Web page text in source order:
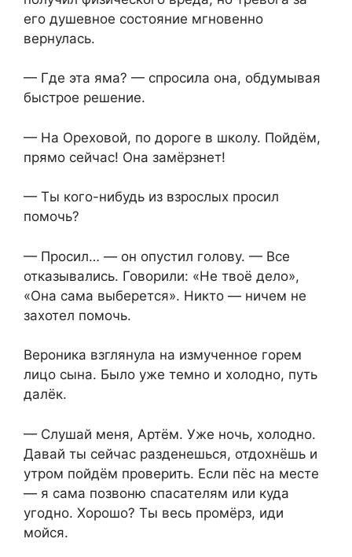
его душевное состояние мгновенно
вернулась.
— Где эта яма? — спросила она, обдумывая
быстрое решение.
— На Ореховой, по дороге в школу. Пойдём,
прямо сейчас! Она замёрзнет!
— Ты кого-нибудь из взрослых просил
помочь?
— Просил… — он опустил голову. — Все
отказывались. Говорили: «Не твоё дело»,
«Она сама выберется». Никто — ничем не
захотел помочь.
Вероника взглянула на измученное горем
лицо сына. Было уже темно и холодно, путь
далёк.
— Слушай меня, Артём. Уже ночь, холодно.
Давай ты сейчас разденешься, отдохнёшь и
утром пойдём проверить. Если пёс на месте
— я сама позвоню спасателям или куда
угодно. Хорошо? Ты весь промёрз, иди
мойся.